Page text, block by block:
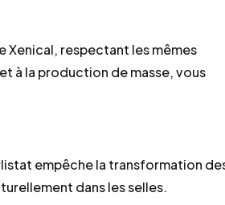
Xenical, respectant les mêmes
à la production de masse, vous
empêche la transformation
dans les selles.